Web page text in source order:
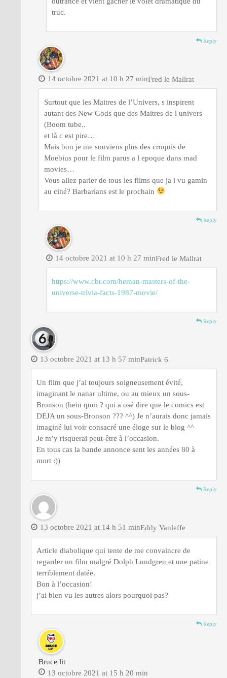
truc.
Reply
Fred le Mallrat
14 octobre 2021 at 10 h 27 min
Surtout que les Maitres de l’Univers, s inspirent
autant des New Gods que des Maitres de l univers
(Boom tube..
et là c est pire…
Mais bon je me souviens plus des croquis de
Moebius pour le film parus a l epoque dans mad
movies…
Vous allez parler de tous les films que ja i vu gamin
au ciné? Barbarians est le prochain
Reply
Fred le Mallrat
14 octobre 2021 at 10 h 27 min
https://www.cbr.com/heman-masters-of-the-
universe-trivia-facts-1987-movie/
Reply
Patrick 6
13 octobre 2021 at 13 h 57 min
Un film que j’ai toujours soigneusement évité,
imaginant le nanar ultime, ou au mieux un sous-
Bronson (hein quoi ? qui a osé dire que le comics est
DEJA un sous-Bronson ??? ^^) Je n’aurais donc jamais
imaginé lui voir consacré une éloge sur le blog ^^
Je m’y risquerai peut-être à l’occasion.
En tous cas la bande annonce sent les années 80 à
mort :))
Reply
Eddy Vanleffe
13 octobre 2021 at 14 h 51 min
Article diabolique qui tente de me convaincre de
regarder un film malgré Dolph Lundgren et une patine
terriblement datée.
Bon à l’occasion!
j’ai bien vu les autres alors pourquoi pas?
Reply
Bruce lit
13 octobre 2021 at 15 h 20 min